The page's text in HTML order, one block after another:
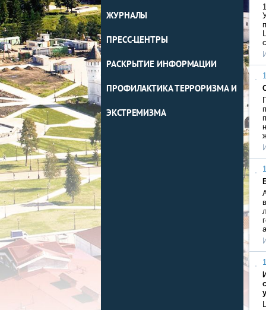
ЖУРНАЛЫ
ПРЕСС-ЦЕНТРЫ
РАСКРЫТИЕ ИНФОРМАЦИИ
ПРОФИЛАКТИКА ТЕРРОРИЗМА И
ЭКСТРЕМИЗМА